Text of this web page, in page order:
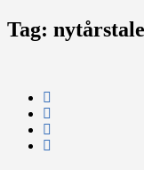
Tag: nytårstale